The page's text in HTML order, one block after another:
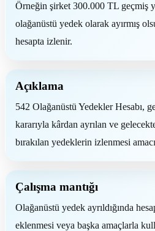
Örneğin şirket 300.000 TL geçmiş
olağanüstü yedek olarak ayırmış
hesapta izlenir.
Açıklama
542 Olağanüstü Yedekler Hesabı,
kararıyla kârdan ayrılan ve
bırakılan yedeklerin izlenmesi
Çalışma mantığı
Olağanüstü yedek ayrıldığında
eklenmesi veya başka amaçlarla